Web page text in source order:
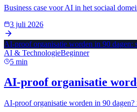
Business case voor AI in het sociaal
3 juli 2026
AI-proof organisatie worden in 90 dagen:
AI & TechnologieBeginner
5 min
AI-proof organisatie
AI-proof organisatie worden in 90